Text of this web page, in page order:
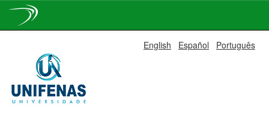
navigation
English Español Português